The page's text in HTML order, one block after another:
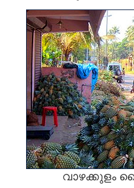
വാഴക്കുളം